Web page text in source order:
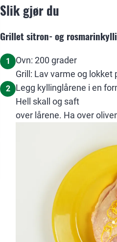
Slik gjør du
Grillet sitron- og
1
Ovn: 200 grader
Grill: Lav varme og lokket
2
Legg kyllinglårene i en
Hell skall og saft
over lårene. Ha over